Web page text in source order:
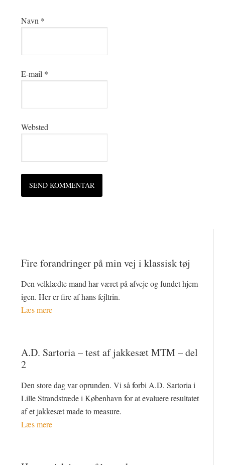
Navn *
E-mail *
Websted
Fire forandringer på min vej i klassisk tøj
Den velklædte mand har været på afveje og fundet hjem
igen. Her er fire af hans fejltrin.
Læs mere
A.D. Sartoria – test af jakkesæt MTM – del
2
Den store dag var oprunden. Vi så forbi A.D. Sartoria i
Lille Strandstræde i København for at evaluere resultatet
af et jakkesæt made to measure.
Læs mere